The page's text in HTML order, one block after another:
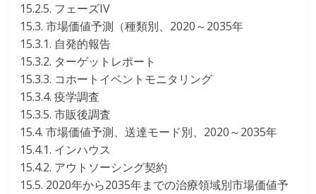
15.2.5. フェーズIV
15.3. 市場価値予測（種類別、2020～2035年
15.3.1. 自発的報告
15.3.2. ターゲットレポート
15.3.3. コホートイベントモニタリング
15.3.4. 疫学調査
15.3.5. 市販後調査
15.4. 市場価値予測、送達モード別、2020～2035年
15.4.1. インハウス
15.4.2. アウトソーシング契約
15.5. 2020年から2035年までの治療領域別市場価値予